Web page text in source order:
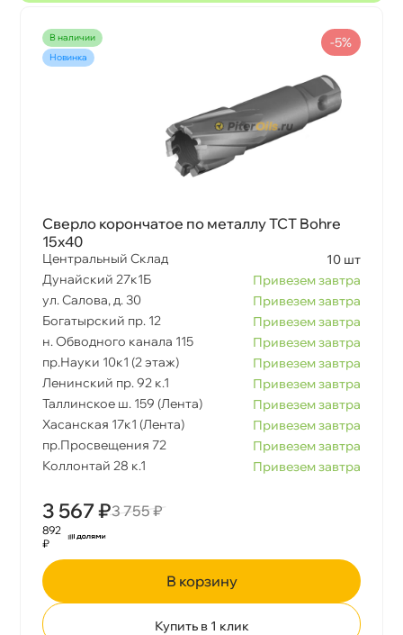
наличии
Новинка
Сверло корончатое по металлу TCT Bohre
15х40
Центральный Склад
10 шт
Дунайский 27к1Б
Привезем завтра
ул. Салова, д. 30
Привезем завтра
Богатырский пр. 12
Привезем завтра
н. Обводного канала 115
Привезем завтра
пр.Науки 10к1 (2 этаж)
Привезем завтра
Ленинский пр. 92 к.1
Привезем завтра
Таллинское ш. 159 (Лента)
Привезем завтра
Хасанская 17к1 (Лента)
Привезем завтра
пр.Просвещения 72
Привезем завтра
Коллонтай 28 к.1
Привезем завтра
3 567 ₽3 755 ₽
-5%
892
₽
корзину
Купить в 1 клик